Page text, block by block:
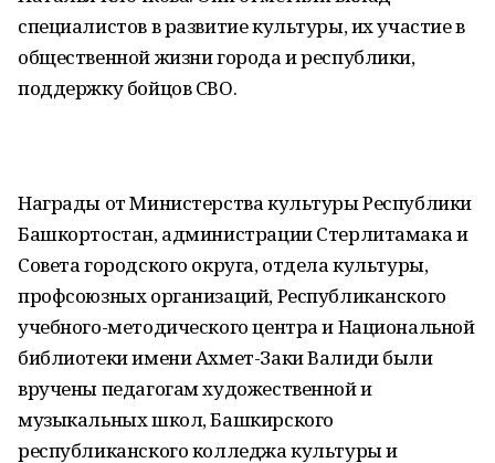
специалистов в развитие культуры, их участие в
общественной жизни города и республики,
поддержку бойцов СВО.
Награды от Министерства культуры Республики
Башкортостан, администрации Стерлитамака и
Совета городского округа, отдела культуры,
профсоюзных организаций, Республиканского
учебного-методического центра и Национальной
библиотеки имени Ахмет-Заки Валиди были
вручены педагогам художественной и
музыкальных школ, Башкирского
республиканского колледжа культуры и